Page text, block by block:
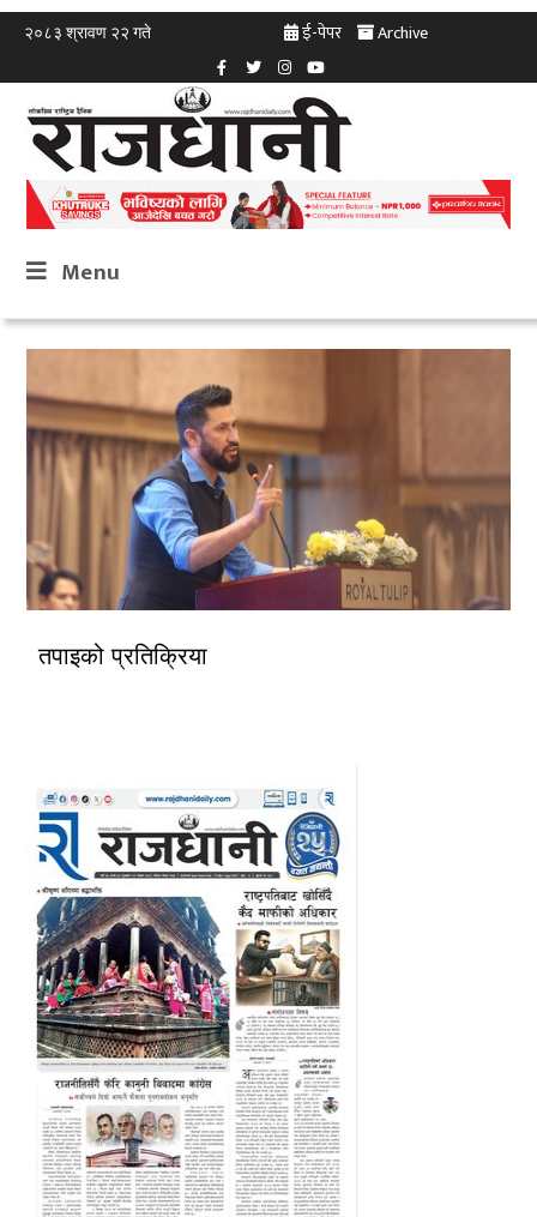
२०८३ श्रावण २२ गते ई-पेपर Archive
Menu
तपाइको प्रतिक्रिया